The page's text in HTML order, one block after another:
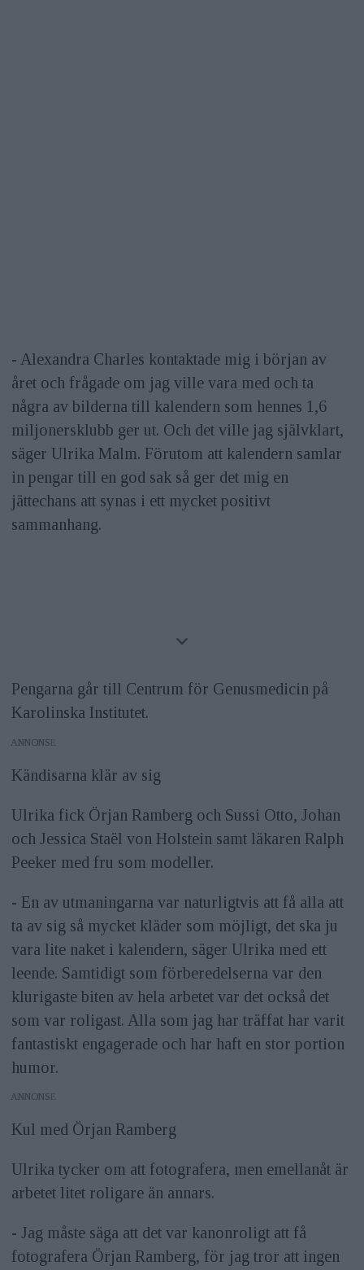
- Alexandra Charles kontaktade mig i början av
året och frågade om jag ville vara med och ta
några av bilderna till kalendern som hennes 1,6
miljonersklubb ger ut. Och det ville jag självklart,
säger Ulrika Malm. Förutom att kalendern samlar
in pengar till en god sak så ger det mig en
jättechans att synas i ett mycket positivt
sammanhang.
Pengarna går till Centrum för Genusmedicin på
Karolinska Institutet.
ANNONS
Kändisarna klär av sig
Ulrika fick Örjan Ramberg och Sussi Otto, Johan
och Jessica Staël von Holstein samt läkaren Ralph
Peeker med fru som modeller.
- En av utmaningarna var naturligtvis att få alla att
ta av sig så mycket kläder som möjligt, det ska ju
vara lite naket i kalendern, säger Ulrika med ett
leende. Samtidigt som förberedelserna var den
klurigaste biten av hela arbetet var det också det
som var roligast. Alla som jag har träffat har varit
fantastiskt engagerade och har haft en stor portion
humor.
ANNONS
Kul med Örjan Ramberg
Ulrika tycker om att fotografera, men emellanåt är
arbetet litet roligare än annars.
- Jag måste säga att det var kanonroligt att få
fotografera Örjan Ramberg, för jag tror att ingen